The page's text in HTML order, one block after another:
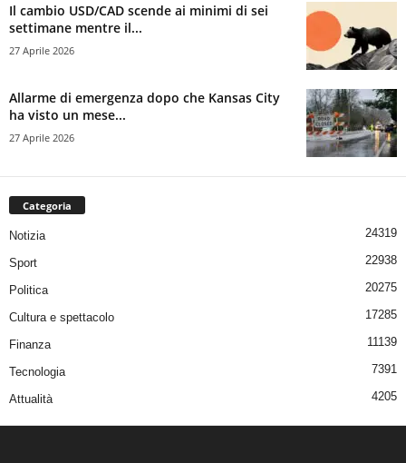
Il cambio USD/CAD scende ai minimi di sei
settimane mentre il...
27 Aprile 2026
Allarme di emergenza dopo che Kansas City
ha visto un mese...
27 Aprile 2026
Categoria
Notizia 24319
Sport 22938
Politica 20275
Cultura e spettacolo 17285
Finanza 11139
Tecnologia 7391
Attualità 4205